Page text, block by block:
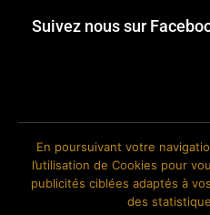
Suivez nous sur
© 2018-2026 The Ink Factory.
En poursuivant votre
l’utilisation de Cookies pour
publicités ciblées adaptés à
des